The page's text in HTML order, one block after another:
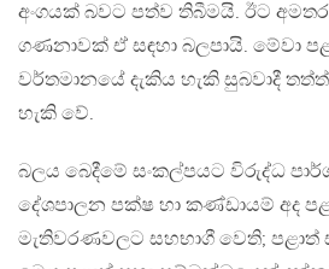
අංගයක් බවට පත්ව තිබීමයි. ඊට
ගණනාවක් ඒ සඳහා බලපායි. මේවා
වර්තමානයේ දැකිය හැකි සුබවාදී
හැකි වේ.
බලය බෙදීමේ සංකල්පයට විරුද්ධ
දේශපාලන පක්ෂ හා කණ්ඩායම් අද
මැතිවරණවලට සහභාගී වෙති;